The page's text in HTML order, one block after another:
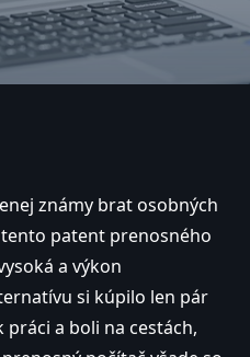
známy brat osobných
patent prenosného
a výkon
si kúpilo len pár
a boli na cestách,